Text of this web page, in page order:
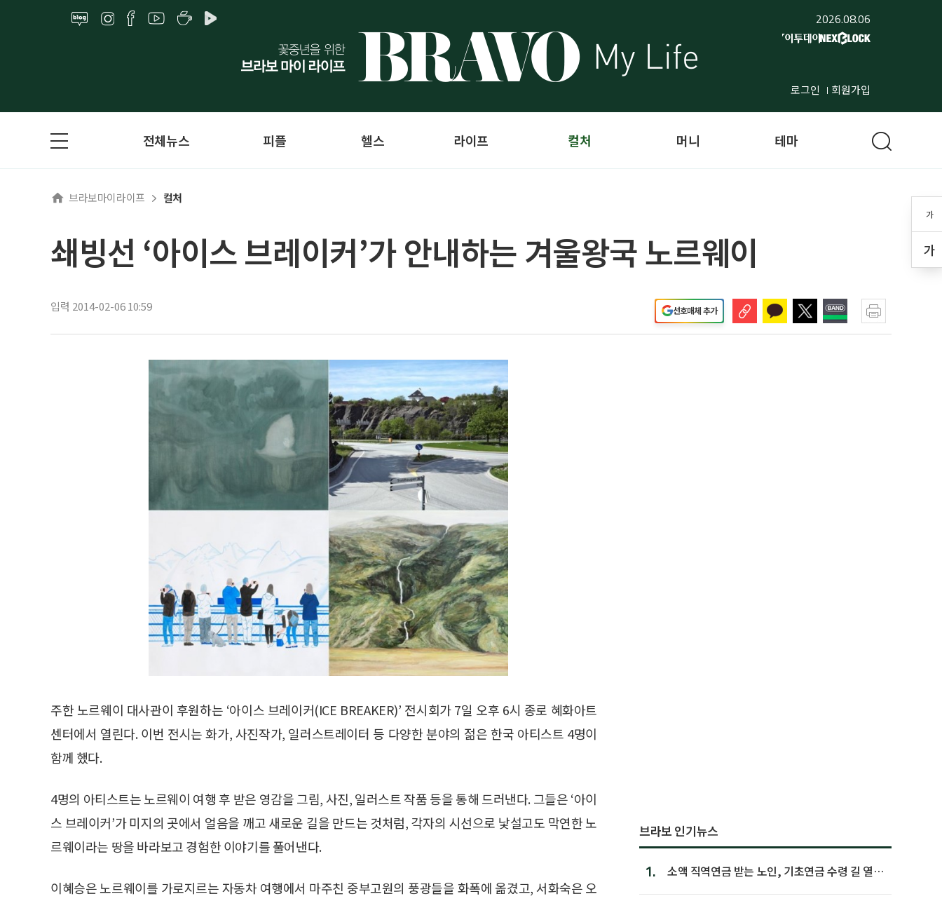
2026.08.06
로그인 회원가입
가
가
전체뉴스 피플 헬스 라이프 컬처 머니 테마
브라보마이라이프 컬처
쇄빙선 ‘아이스 브레이커’가 안내하는 겨울왕국 노르웨이
입력 2014-02-06 10:59 선호매체 추가
주한 노르웨이 대사관이 후원하는 ‘아이스 브레이커(ICE BREAKER)’ 전시회가 7일 오후 6시 종로 혜화아트
센터에서 열린다. 이번 전시는 화가, 사진작가, 일러스트레이터 등 다양한 분야의 젊은 한국 아티스트 4명이
함께 했다.
4명의 아티스트는 노르웨이 여행 후 받은 영감을 그림, 사진, 일러스트 작품 등을 통해 드러낸다. 그들은 ‘아이
스 브레이커’가 미지의 곳에서 얼음을 깨고 새로운 길을 만드는 것처럼, 각자의 시선으로 낯설고도 막연한 노
르웨이라는 땅을 바라보고 경험한 이야기를 풀어낸다.
이혜승은 노르웨이를 가로지르는 자동차 여행에서 마주친 중부고원의 풍광들을 화폭에 옮겼고, 서화숙은 오
브라보 인기뉴스
1.
소액 직역연금 받는 노인, 기초연금 수령 길 열린